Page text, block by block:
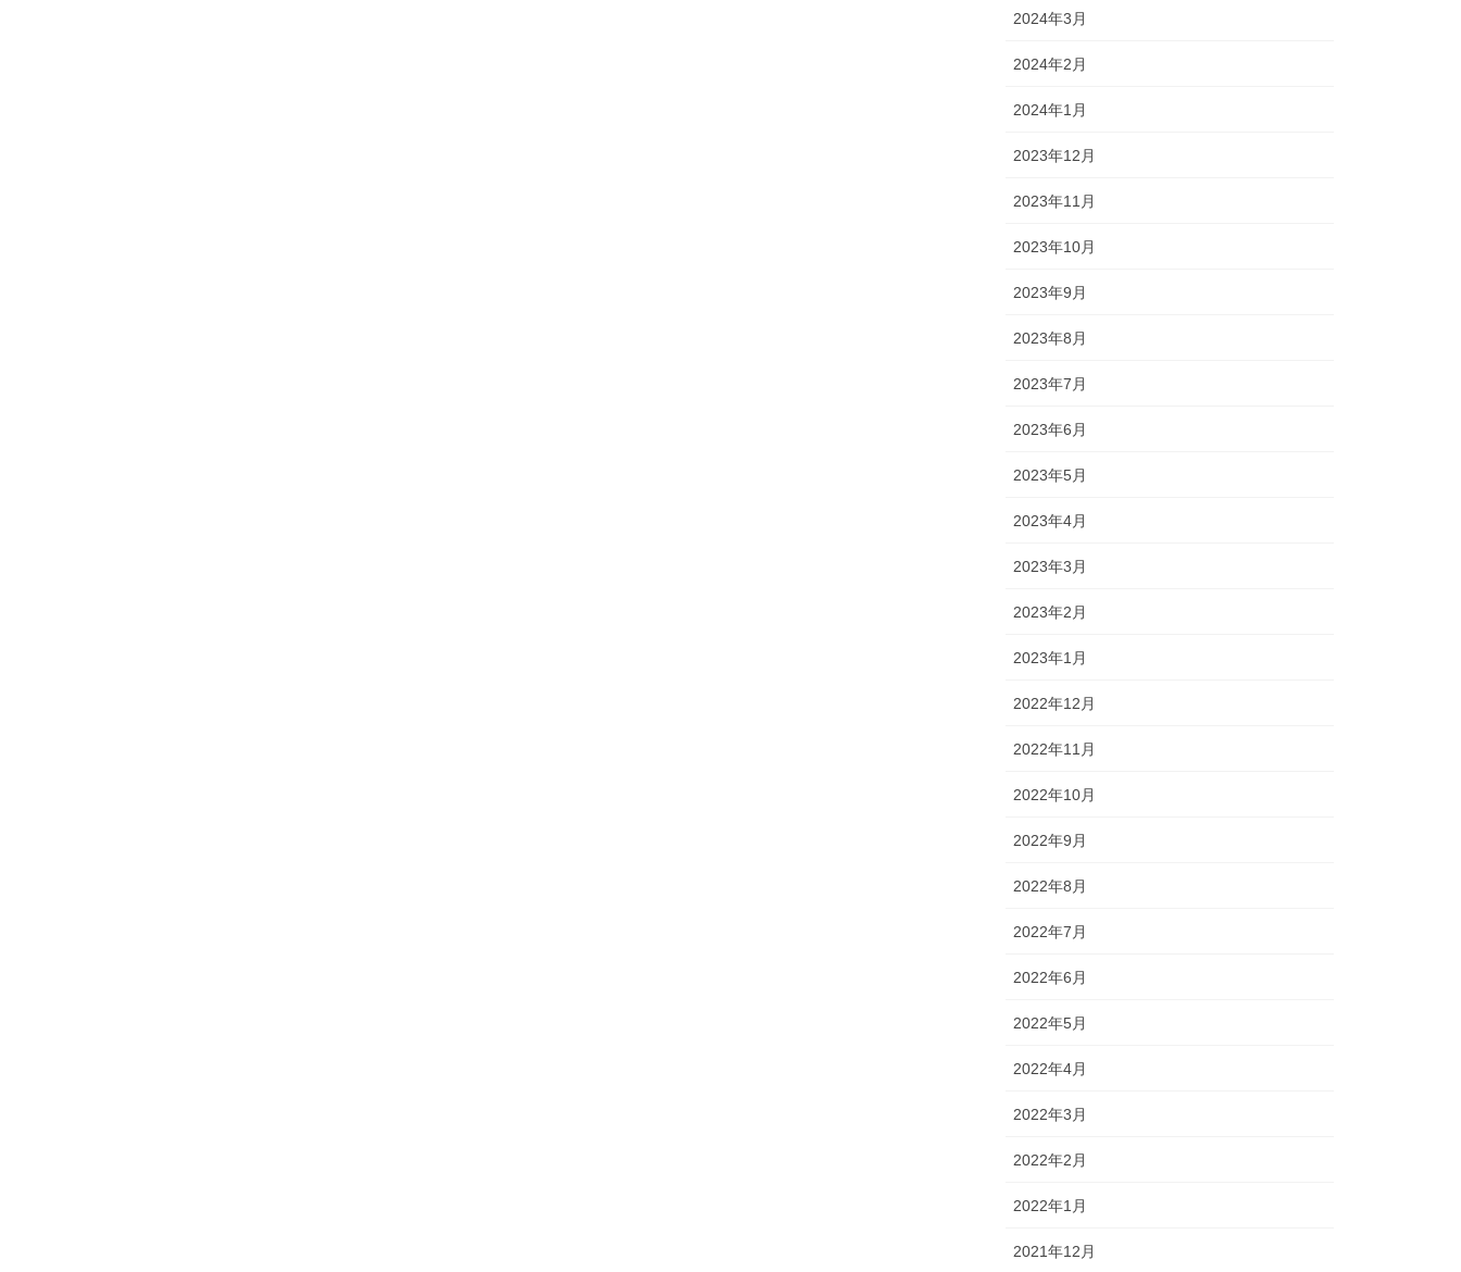
2024年3月
2024年2月
2024年1月
2023年12月
2023年11月
2023年10月
2023年9月
2023年8月
2023年7月
2023年6月
2023年5月
2023年4月
2023年3月
2023年2月
2023年1月
2022年12月
2022年11月
2022年10月
2022年9月
2022年8月
2022年7月
2022年6月
2022年5月
2022年4月
2022年3月
2022年2月
2022年1月
2021年12月